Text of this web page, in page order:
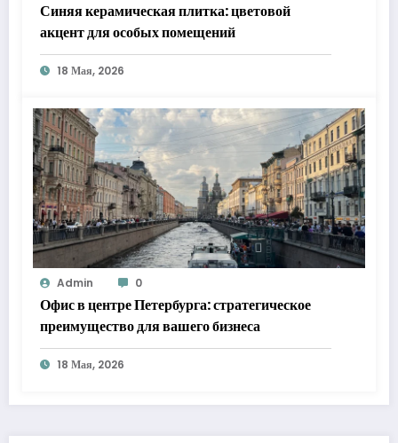
Синяя керамическая плитка: цветовой
акцент для особых помещений
18 Мая, 2026
Admin 0
Офис в центре Петербурга: стратегическое
преимущество для вашего бизнеса
18 Мая, 2026